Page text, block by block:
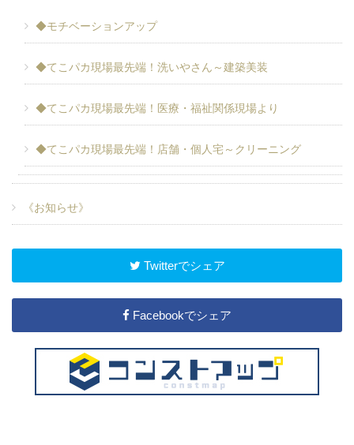
◆モチベーションアップ
◆てこパカ現場最先端！洗いやさん～建築美装
◆てこパカ現場最先端！医療・福祉関係現場より
◆てこパカ現場最先端！店舗・個人宅～クリーニング
《お知らせ》
Twitterでシェア
Facebookでシェア